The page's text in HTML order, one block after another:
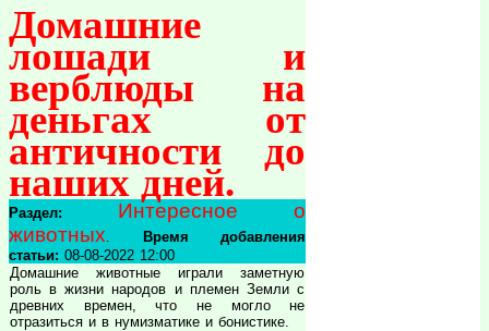
Домашние
лошади и
верблюды на
деньгах от
античности до
наших дней.
Раздел:
Интересное о
животных
Время добавления
статьи: 08-08-2022 12:00
Домашние животные играли заметную
роль в жизни народов и племен Земли с
древних времен, что не могло не
отразиться и в нумизматике и бонистике.